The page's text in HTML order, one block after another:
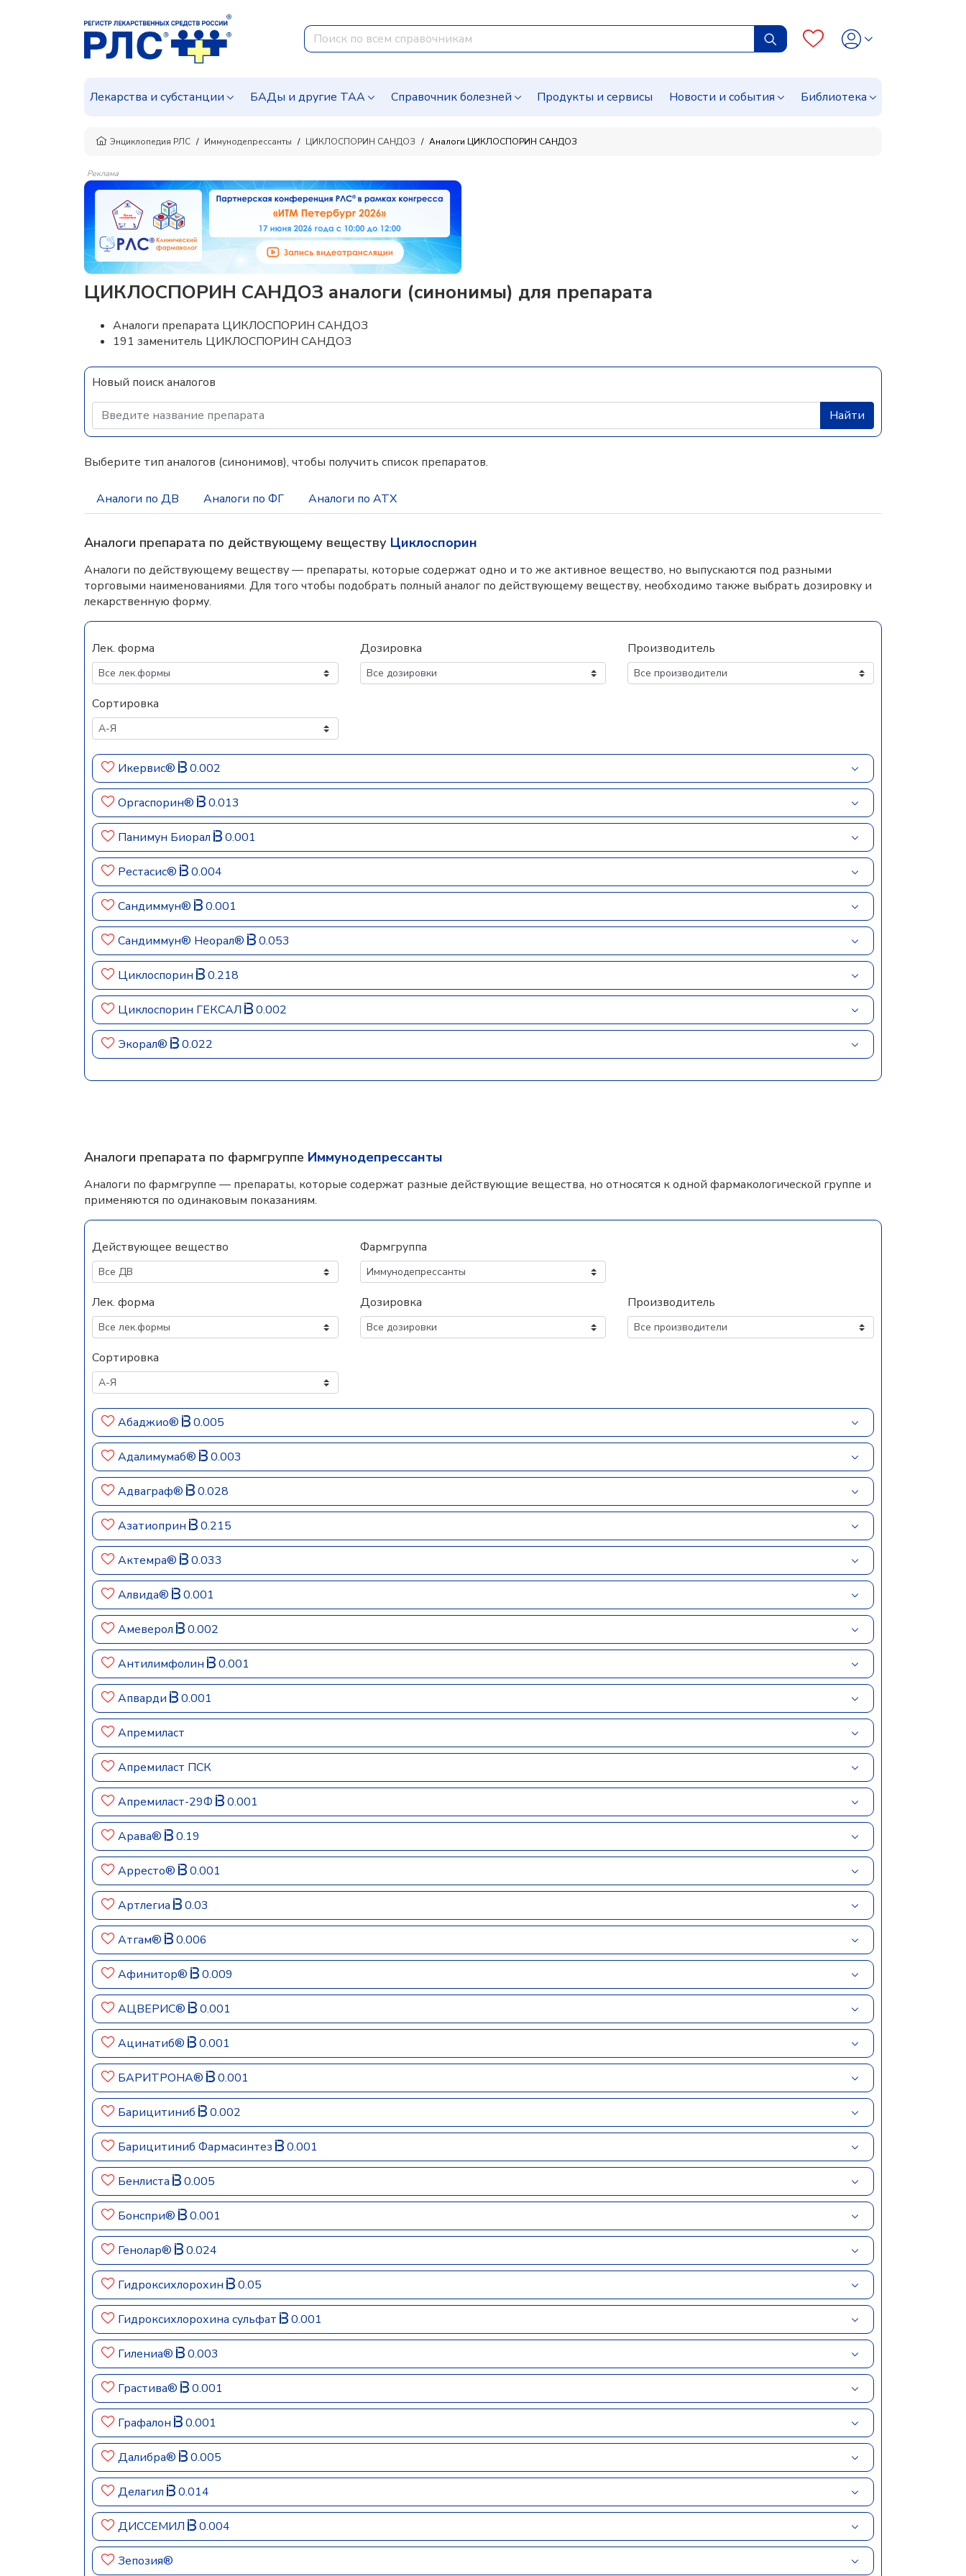
Лекарства и субстанции БАДы и другие ТАА Справочник болезней Продукты и сервисы Новости и события Библиотека
Энциклопедия РЛС Иммунодепрессанты ЦИКЛОСПОРИН САНДОЗ Аналоги ЦИКЛОСПОРИН САНДОЗ
Реклама
ЦИКЛОСПОРИН САНДОЗ аналоги (синонимы) для препарата
Аналоги препарата ЦИКЛОСПОРИН САНДОЗ
191 заменитель ЦИКЛОСПОРИН САНДОЗ
Новый поиск аналогов
Найти
Выберите тип аналогов (синонимов), чтобы получить список препаратов.
Аналоги по ДВ Аналоги по ФГ Аналоги по АТХ
Аналоги препарата по действующему веществу Циклоспорин
Аналоги по действующему веществу — препараты, которые содержат одно и то же активное вещество, но выпускаются под разными
торговыми наименованиями. Для того чтобы подобрать полный аналог по действующему веществу, необходимо также выбрать дозировку и
лекарственную форму.
Лек. форма Дозировка Производитель
Сортировка
Икервис® 0.002
Оргаспорин® 0.013
Панимун Биорал 0.001
Рестасис® 0.004
Сандиммун® 0.001
Сандиммун® Неорал® 0.053
Циклоспорин 0.218
Циклоспорин ГЕКСАЛ 0.002
Экорал® 0.022
Аналоги препарата по фармгруппе Иммунодепрессанты
Аналоги по фармгруппе — препараты, которые содержат разные действующие вещества, но относятся к одной фармакологической группе и
применяются по одинаковым показаниям.
Действующее вещество Фармгруппа
Лек. форма Дозировка Производитель
Сортировка
Абаджио® 0.005
Адалимумаб® 0.003
Адваграф® 0.028
Азатиоприн 0.215
Актемра® 0.033
Алвида® 0.001
Амеверол 0.002
Антилимфолин 0.001
Апварди 0.001
Апремиласт
Апремиласт ПСК
Апремиласт-29Ф 0.001
Арава® 0.19
Арресто® 0.001
Артлегиа 0.03
Атгам® 0.006
Афинитор® 0.009
АЦВЕРИС® 0.001
Ацинатиб® 0.001
БАРИТРОНА® 0.001
Барицитиниб 0.002
Барицитиниб Фармасинтез 0.001
Бенлиста 0.005
Бонспри® 0.001
Генолар® 0.024
Гидроксихлорохин 0.05
Гидроксихлорохина сульфат 0.001
Гилениа® 0.003
Грастива® 0.001
Графалон 0.001
Далибра® 0.005
Делагил 0.014
ДИССЕМИЛ 0.004
Зепозия®